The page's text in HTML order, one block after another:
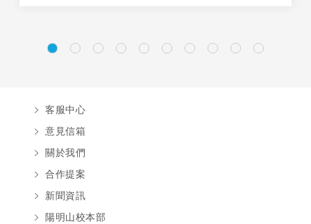
客服中心
意見信箱
關於我們
合作提案
新聞資訊
陽明山校本部